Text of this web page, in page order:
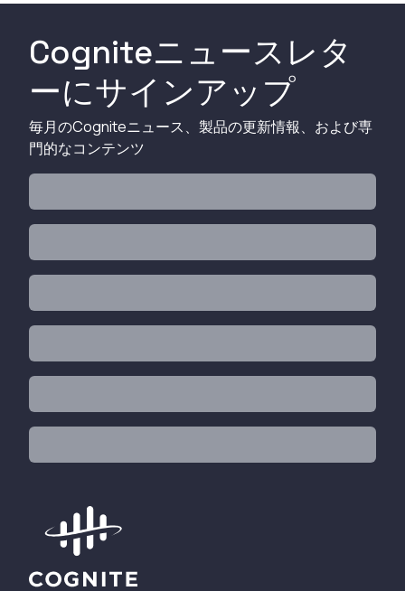
Cogniteニュースレタ
ーにサインアップ
毎月のCogniteニュース、製品の更新情報、および専
門的なコンテンツ